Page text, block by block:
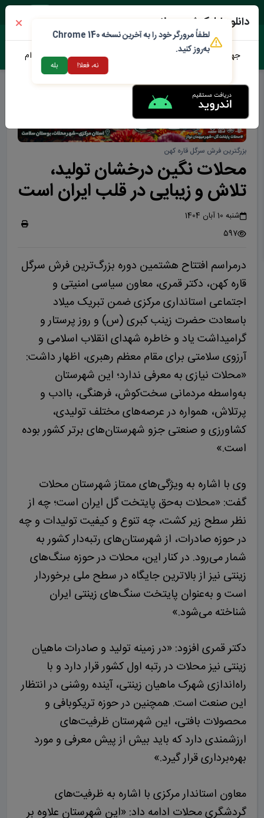
بزرگترین فرش سرگل قاره کهن
محلات نگین درخشان تولید،
تلاش و زیبایی در قلب ایران است
شنبه 10 آبان 1404
597
درمراسم افتتاح هشتمین دوره بزرگ‌ترین فرش سرگل
قاره کهن، دکتر قمری، معاون سیاسی امنیتی و
اجتماعی استانداری مرکزی ضمن تبریک میلاد
باسعادت حضرت زینب کبری (س) و روز پرستار و
گرامیداشت یاد و خاطره شهدای انقلاب اسلامی و
آرزوی سلامتی برای مقام معظم رهبری، اظهار داشت:
«محلات نیازی به معرفی ندارد؛ این شهرستان
به‌واسطه مردمانی سخت‌کوش، فرهنگی، باادب و
پرتلاش، همواره در عرصه‌های مختلف تولیدی،
کشاورزی و صنعتی جزو شهرستان‌های برتر کشور بوده
است.»
وی با اشاره به ویژگی‌های ممتاز شهرستان محلات
گفت: «محلات به‌حق پایتخت گل ایران است؛ چه از
نظر سطح زیر کشت، چه تنوع و کیفیت تولیدات و چه
در حوزه صادرات، از شهرستان‌های رتبه‌دار کشور به
شمار می‌رود. در کنار این، محلات در حوزه سنگ‌های
زینتی نیز از بالاترین جایگاه در سطح ملی برخوردار
است و به‌عنوان پایتخت سنگ‌های زینتی ایران
شناخته می‌شود.»
دکتر قمری افزود: «در زمینه تولید و صادرات ماهیان
زینتی نیز محلات در رتبه اول کشور قرار دارد و با
راه‌اندازی شهرک ماهیان زینتی، آینده روشنی در انتظار
این صنعت است. همچنین در حوزه تریکوبافی و
محصولات بافتی، این شهرستان ظرفیت‌های
ارزشمندی دارد که باید بیش از پیش معرفی و مورد
بهره‌برداری قرار گیرد.»
معاون استاندار مرکزی با اشاره به ظرفیت‌های
گردشگری محلات ادامه داد: «این شهرستان علاوه بر
دانلود اپلیکیشن محلات من
جهت دانلود نرم افزار محلات من می توانید از طریق لینک زیر اقدام
لطفاً مرورگر خود را به آخرین نسخه Chrome 140
به‌روز کنید.
نه، فعلا! بله